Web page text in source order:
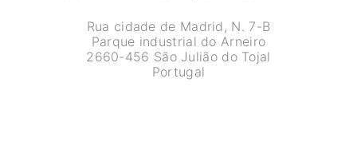
Rua cidade de Madrid, N. 7-B
Parque industrial do Arneiro
2660-456 São Julião do Tojal
Portugal